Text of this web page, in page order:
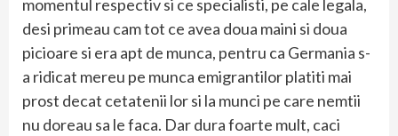
momentul respectiv si ce specialisti, pe cale legala,
desi primeau cam tot ce avea doua maini si doua
picioare si era apt de munca, pentru ca Germania s-
a ridicat mereu pe munca emigrantilor platiti mai
prost decat cetatenii lor si la munci pe care nemtii
nu doreau sa le faca. Dar dura foarte mult, caci